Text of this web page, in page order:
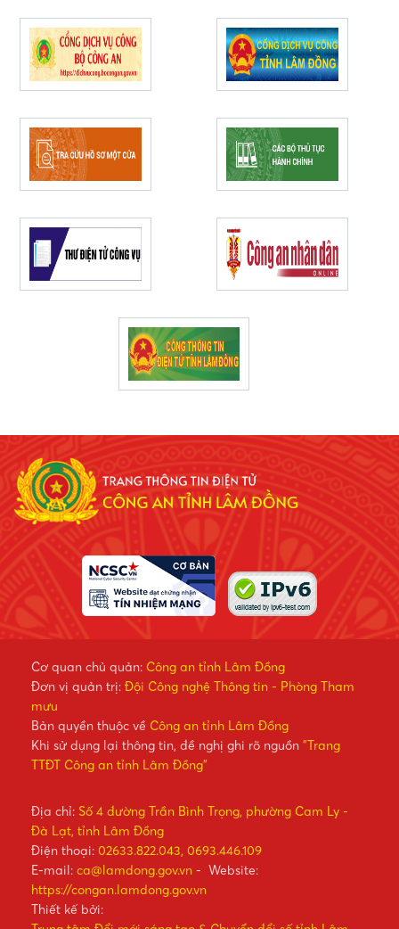
Cơ quan chủ quản: Công an tỉnh Lâm Đồng
Đơn vị quản trị: Đội Công nghệ Thông tin - Phòng Tham
mưu
Bản quyền thuộc về Công an tỉnh Lâm Đồng
Khi sử dụng lại thông tin, đề nghị ghi rõ nguồn "Trang
TTĐT Công an tỉnh Lâm Đồng"
Địa chỉ: Số 4 đường Trần Bình Trọng, phường Cam Ly -
Đà Lạt, tỉnh Lâm Đồng
Điện thoại: 02633.822.043, 0693.446.109
E-mail: ca@lamdong.gov.vn - Website:
https://congan.lamdong.gov.vn
Thiết kế bởi: